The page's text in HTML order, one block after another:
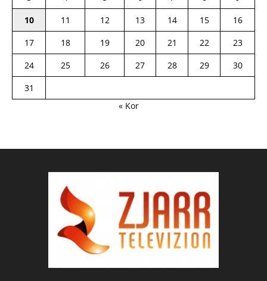
10
11 12 13 14 15
16
17
18 19 20 21 22
23
24
25 26 27 28 29
30
31
« Kor